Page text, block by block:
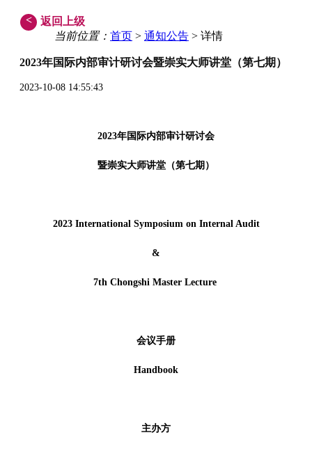
<
返回上级
当前位置： 首页 > 通知公告 > 详情
2023年国际内部审计研讨会暨崇实大师讲堂（第七期）
2023-10-08 14:55:43
2023年国际内部审计研讨会
暨崇实大师讲堂（第七期）
2023 International Symposium on Internal Audit
&
7th Chongshi Master Lecture
会议手册
Handbook
主办方